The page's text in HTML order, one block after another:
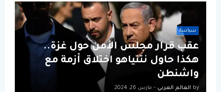
سياسة
عقب قرار مجلس الأمن حول غزة..
هكذا حاول نتنياهو اختلاق أزمة مع
واشنطن
by العالم العربي - مارس 26, 2024